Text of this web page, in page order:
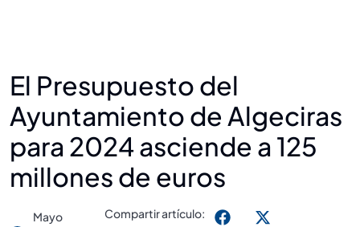
El Presupuesto del
Ayuntamiento de Algeciras
para 2024 asciende a 125
millones de euros
Mayo
Compartir artículo: